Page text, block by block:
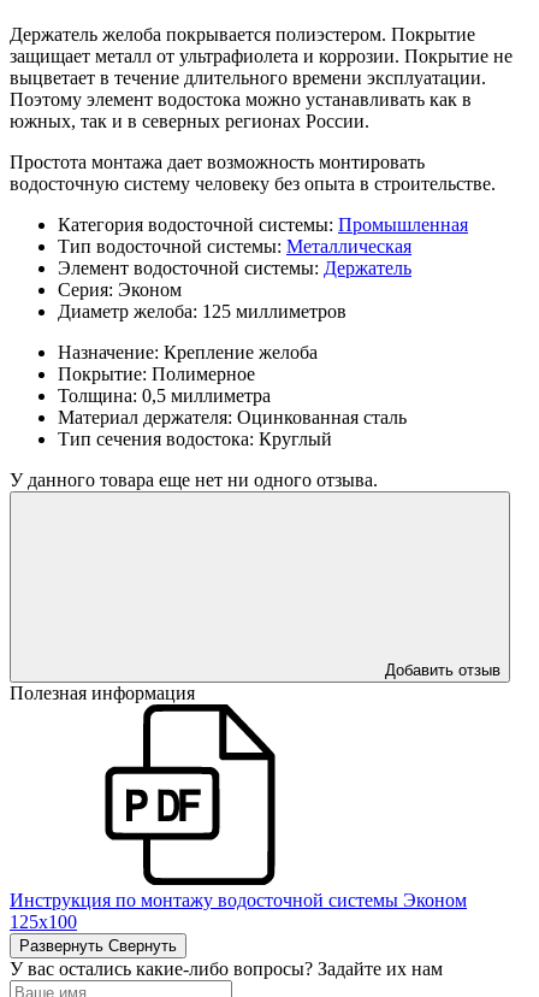
Держатель желоба покрывается полиэстером. Покрытие
защищает металл от ультрафиолета и коррозии. Покрытие не
выцветает в течение длительного времени эксплуатации.
Поэтому элемент водостока можно устанавливать как в
южных, так и в северных регионах России.
Простота монтажа дает возможность монтировать
водосточную систему человеку без опыта в строительстве.
Категория водосточной системы: Промышленная
Тип водосточной системы: Металлическая
Элемент водосточной системы: Держатель
Серия: Эконом
Диаметр желоба: 125 миллиметров
Назначение: Крепление желоба
Покрытие: Полимерное
Толщина: 0,5 миллиметра
Материал держателя: Оцинкованная сталь
Тип сечения водостока: Круглый
У данного товара еще нет ни одного отзыва.
Добавить отзыв
Полезная информация
Инструкция по монтажу водосточной системы Эконом
125х100
Развернуть Свернуть
У вас остались какие-либо вопросы? Задайте их нам